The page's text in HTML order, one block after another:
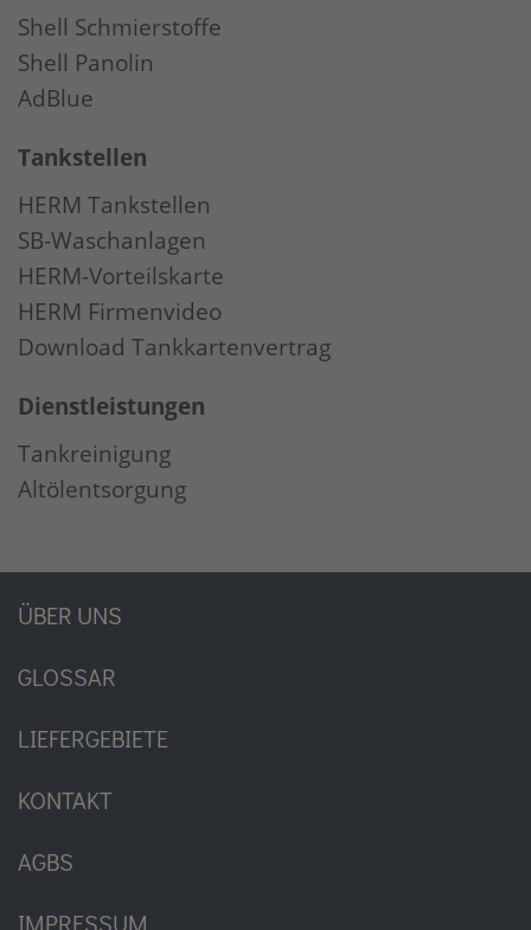
Shell Schmierstoffe
Shell Panolin
AdBlue
Tankstellen
HERM Tankstellen
SB-Waschanlagen
HERM-Vorteilskarte
HERM Firmenvideo
Download Tankkartenvertrag
Dienstleistungen
Tankreinigung
Altölentsorgung
ÜBER UNS
GLOSSAR
LIEFERGEBIETE
KONTAKT
AGBS
IMPRESSUM